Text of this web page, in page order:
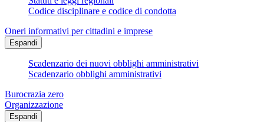
Codice disciplinare e codice di condotta
Oneri informativi per cittadini e imprese
Espandi
Scadenzario dei nuovi obblighi amministrativi
Scadenzario obblighi amministrativi
Burocrazia zero
Organizzazione
Espandi